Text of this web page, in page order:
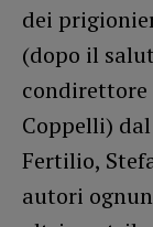
dei
(dopo il
condirettore
Coppelli)
Fertilio,
autori